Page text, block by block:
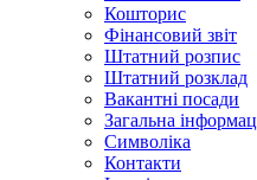
Кошторис
Фінансовий звіт
Штатний розпис
Штатний розклад
Вакантні посади
Загальна
Символіка
Контакти